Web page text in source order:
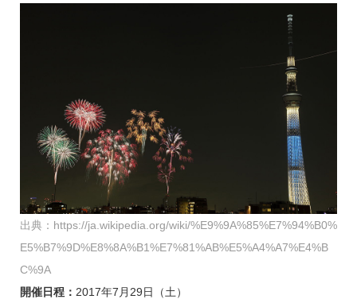
出典：https://ja.wikipedia.org/wiki/%E9%9A%85%E7%94%B0%
E5%B7%9D%E8%8A%B1%E7%81%AB%E5%A4%A7%E4%B
C%9A
開催日程： 2017年7月29日（土）